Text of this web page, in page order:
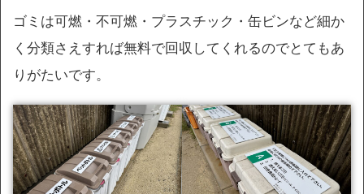
ゴミは可燃・不可燃・プラスチック・缶ビンなど細か
く分類さえすれば無料で回収してくれるのでとてもあ
りがたいです。